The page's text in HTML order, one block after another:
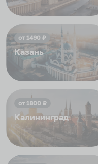
от 1490 ₽
Казань
от 1800 ₽
Калининград